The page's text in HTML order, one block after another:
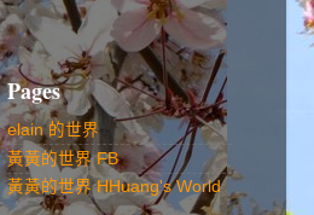
Pages
elain 的世界
黃黃的世界 FB
黃黃的世界 HHuang's World